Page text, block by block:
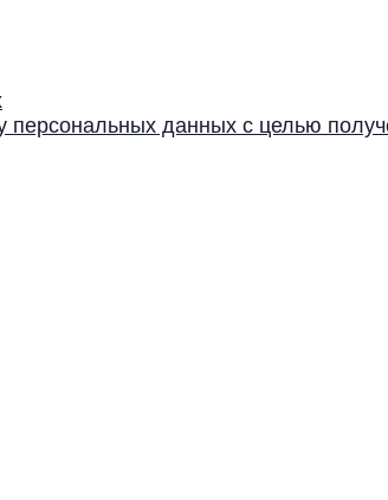
персональных данных с целью